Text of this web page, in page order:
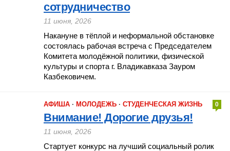
сотрудничество
11 июня, 2026
Накануне в тёплой и неформальной обстановке
состоялась рабочая встреча с Председателем
Комитета молодёжной политики, физической
культуры и спорта г. Владикавказа Зауром
Казбековичем.
АФИША · МОЛОДЕЖЬ · СТУДЕНЧЕСКАЯ ЖИЗНЬ 0
Внимание! Дорогие друзья!
11 июня, 2026
Стартует конкурс на лучший социальный ролик